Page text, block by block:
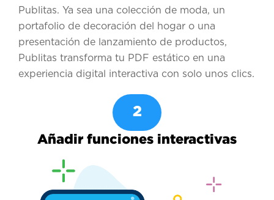
Publitas. Ya sea una colección de moda, un
portafolio de decoración del hogar o una
presentación de lanzamiento de productos,
Publitas transforma tu PDF estático en una
experiencia digital interactiva con solo unos clics.
2
Añadir funciones interactivas